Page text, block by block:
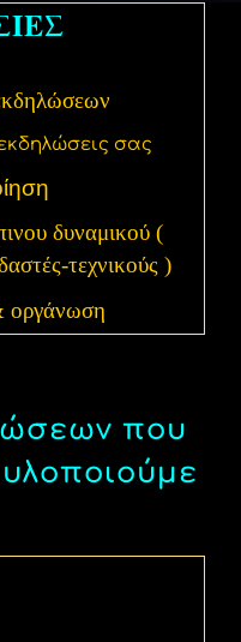
σας
δυναμικού (
τεχνικούς )
οργάνωση
που